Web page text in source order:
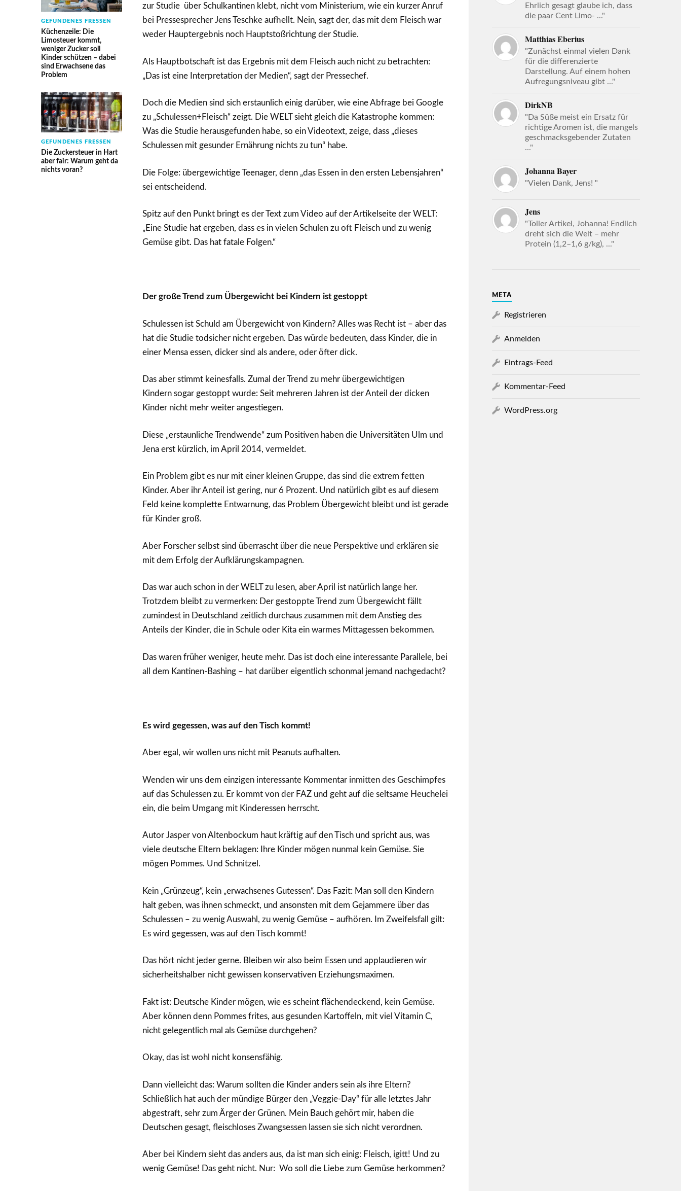
GEFUNDENES FRESSEN
Küchenzeile: Die
Limosteuer kommt,
weniger Zucker soll
Kinder schützen – dabei
sind Erwachsene das
Problem
GEFUNDENES FRESSEN
Die Zuckersteuer in Hart
aber fair: Warum geht da
nichts voran?
zur Studie über Schulkantinen klebt, nicht vom Ministerium, wie ein kurzer Anruf
bei Pressesprecher Jens Teschke aufhellt. Nein, sagt der, das mit dem Fleisch war
weder Hauptergebnis noch Hauptstoßrichtung der Studie.
Als Hauptbotschaft ist das Ergebnis mit dem Fleisch auch nicht zu betrachten:
„Das ist eine Interpretation der Medien“, sagt der Pressechef.
Doch die Medien sind sich erstaunlich einig darüber, wie eine Abfrage bei Google
zu „Schulessen+Fleisch“ zeigt. Die WELT sieht gleich die Katastrophe kommen:
Was die Studie herausgefunden habe, so ein Videotext, zeige, dass „dieses
Schulessen mit gesunder Ernährung nichts zu tun“ habe.
Die Folge: übergewichtige Teenager, denn „das Essen in den ersten Lebensjahren“
sei entscheidend.
Spitz auf den Punkt bringt es der Text zum Video auf der Artikelseite der WELT:
„Eine Studie hat ergeben, dass es in vielen Schulen zu oft Fleisch und zu wenig
Gemüse gibt. Das hat fatale Folgen.“
Der große Trend zum Übergewicht bei Kindern ist gestoppt
Schulessen ist Schuld am Übergewicht von Kindern? Alles was Recht ist – aber das
hat die Studie todsicher nicht ergeben. Das würde bedeuten, dass Kinder, die in
einer Mensa essen, dicker sind als andere, oder öfter dick.
Das aber stimmt keinesfalls. Zumal der Trend zu mehr übergewichtigen
Kindern sogar gestoppt wurde: Seit mehreren Jahren ist der Anteil der dicken
Kinder nicht mehr weiter angestiegen.
Diese „erstaunliche Trendwende“ zum Positiven haben die Universitäten Ulm und
Jena erst kürzlich, im April 2014, vermeldet.
Ein Problem gibt es nur mit einer kleinen Gruppe, das sind die extrem fetten
Kinder. Aber ihr Anteil ist gering, nur 6 Prozent. Und natürlich gibt es auf diesem
Feld keine komplette Entwarnung, das Problem Übergewicht bleibt und ist gerade
für Kinder groß.
Aber Forscher selbst sind überrascht über die neue Perspektive und erklären sie
mit dem Erfolg der Aufklärungskampagnen.
Das war auch schon in der WELT zu lesen, aber April ist natürlich lange her.
Trotzdem bleibt zu vermerken: Der gestoppte Trend zum Übergewicht fällt
zumindest in Deutschland zeitlich durchaus zusammen mit dem Anstieg des
Anteils der Kinder, die in Schule oder Kita ein warmes Mittagessen bekommen.
Das waren früher weniger, heute mehr. Das ist doch eine interessante Parallele, bei
all dem Kantinen-Bashing – hat darüber eigentlich schonmal jemand nachgedacht?
Es wird gegessen, was auf den Tisch kommt!
Aber egal, wir wollen uns nicht mit Peanuts aufhalten.
Wenden wir uns dem einzigen interessante Kommentar inmitten des Geschimpfes
auf das Schulessen zu. Er kommt von der FAZ und geht auf die seltsame Heuchelei
ein, die beim Umgang mit Kinderessen herrscht.
Autor Jasper von Altenbockum haut kräftig auf den Tisch und spricht aus, was
viele deutsche Eltern beklagen: Ihre Kinder mögen nunmal kein Gemüse. Sie
mögen Pommes. Und Schnitzel.
Kein „Grünzeug“, kein „erwachsenes Gutessen“. Das Fazit: Man soll den Kindern
halt geben, was ihnen schmeckt, und ansonsten mit dem Gejammere über das
Schulessen – zu wenig Auswahl, zu wenig Gemüse – aufhören. Im Zweifelsfall gilt:
Es wird gegessen, was auf den Tisch kommt!
Das hört nicht jeder gerne. Bleiben wir also beim Essen und applaudieren wir
sicherheitshalber nicht gewissen konservativen Erziehungsmaximen.
Fakt ist: Deutsche Kinder mögen, wie es scheint flächendeckend, kein Gemüse.
Aber können denn Pommes frites, aus gesunden Kartoffeln, mit viel Vitamin C,
nicht gelegentlich mal als Gemüse durchgehen?
Okay, das ist wohl nicht konsensfähig.
Dann vielleicht das: Warum sollten die Kinder anders sein als ihre Eltern?
Schließlich hat auch der mündige Bürger den „Veggie-Day“ für alle letztes Jahr
abgestraft, sehr zum Ärger der Grünen. Mein Bauch gehört mir, haben die
Deutschen gesagt, fleischloses Zwangsessen lassen sie sich nicht verordnen.
Aber bei Kindern sieht das anders aus, da ist man sich einig: Fleisch, igitt! Und zu
wenig Gemüse! Das geht nicht. Nur: Wo soll die Liebe zum Gemüse herkommen?
Ehrlich gesagt glaube ich, dass
die paar Cent Limo- ..."
Matthias Eberius
"Zunächst einmal vielen Dank
für die differenzierte
Darstellung. Auf einem hohen
Aufregungsniveau gibt ..."
DirkNB
"Da Süße meist ein Ersatz für
richtige Aromen ist, die mangels
geschmacksgebender Zutaten
..."
Johanna Bayer
"Vielen Dank, Jens! "
Jens
"Toller Artikel, Johanna! Endlich
dreht sich die Welt – mehr
Protein (1,2–1,6 g/kg), ..."
META
Registrieren
Anmelden
Eintrags-Feed
Kommentar-Feed
WordPress.org